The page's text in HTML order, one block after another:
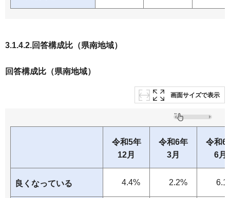
3.1.4.2.回答構成比（県南地域）
回答構成比（県南地域）
画面サイズで表示
令和5年
12月
令和6年
3月
令和6
6月
良くなっている 4.4% 2.2%